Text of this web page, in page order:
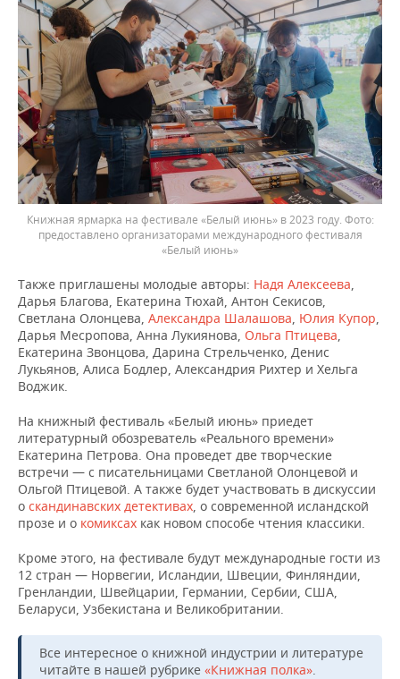
Книжная ярмарка на фестивале «Белый июнь» в 2023 году.
предоставлено организаторами международного фестиваля
«Белый июнь»
Также приглашены молодые авторы: Надя Алексеева,
Дарья Благова, Екатерина Тюхай, Антон Секисов,
Светлана Олонцева, Александра Шалашова, Юлия Купор,
Дарья Месропова, Анна Лукиянова, Ольга Птицева,
Екатерина Звонцова, Дарина Стрельченко, Денис
Лукьянов, Алиса Бодлер, Александрия Рихтер и Хельга
Воджик.
На книжный фестиваль «Белый июнь» приедет
литературный обозреватель «Реального времени»
Екатерина Петрова. Она проведет две творческие
встречи — с писательницами Светланой Олонцевой и
Ольгой Птицевой. А также будет участвовать в дискуссии
о скандинавских детективах, о современной исландской
прозе и о комиксах как новом способе чтения классики.
Кроме этого, на фестивале будут международные гости из
12 стран — Норвегии, Исландии, Швеции, Финляндии,
Гренландии, Швейцарии, Германии, Сербии, США,
Беларуси, Узбекистана и Великобритании.
Все интересное о книжной индустрии и литературе
читайте в нашей рубрике «Книжная полка».